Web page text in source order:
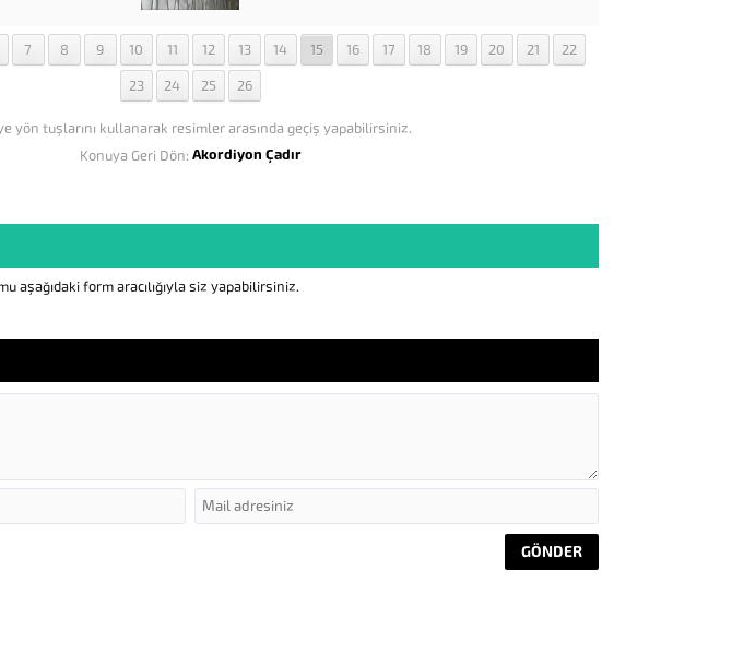
7 8 9 10 11 12 13 14 15 16 17 18 19 20 21 22
23 24 25 26
yön tuşlarını kullanarak resimler arasında geçiş yapabilirsiniz.
Konuya Geri Dön: Akordiyon Çadır
aşağıdaki form aracılığıyla siz yapabilirsiniz.